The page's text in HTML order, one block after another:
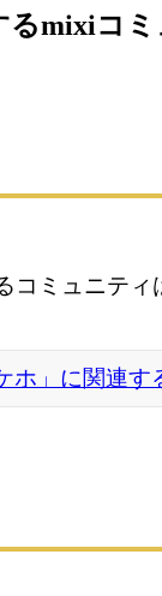
るmixiコ
コミュニティ
ホ」に関連